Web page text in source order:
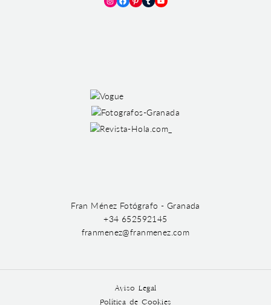
Instagram
Facebook
Pinterest
TumblrYouTube
Fran Ménez Fotógrafo - Granada
+34 652592145
franmenez@franmenez.com
Aviso Legal
Política de Cookies